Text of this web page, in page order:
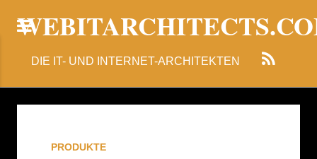
DIE IT- UND INTERNET-ARCHITEKTEN
PRODUKTE